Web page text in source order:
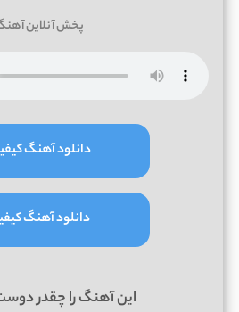
پخش آنلاین
دانلود آهنگ کیفیت
دانلود آهنگ کیفیت
این آهنگ را چقدر